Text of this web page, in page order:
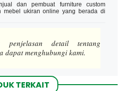
dan pembuat furniture custom
mebel ukiran online yang berada di
penjelasan detail tentang
dapat menghubungi kami.
TERKAIT